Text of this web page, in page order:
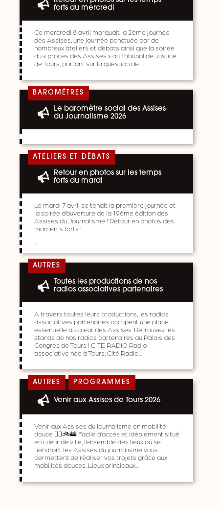
forts du mercredi
Ce mercredi 8 avril marquait la 2ème journée
des Assises, une journée ponctuée par de
nombreux ateliers et débats ainsi que la soirée
du « procès des Assises » au Tribunal de Justice
de Tours, portant sur la question de…
BAROMÈTRES
Le baromètre social des Assises
du Journalisme 2026
ATELIERS ET DÉBATS
Retour en photos sur les temps
forts du mardi
Le mardi 7 avril se tenait la première journée et
la soirée d’ouverture de la 19ème édition des
Assises du Journalisme ! Retour en photos des
moments forts :
AUTRES
Toutes les productions de nos
radios associatives partenaires
A travers toutes leurs productions, les radios
associatives partenaires occupent une place
essentielle au cœur des Assises. Retrouvez les
stands de nos radios partenaires au Palais des
Congrès de Tours ! CITE RADIO Radio
associative née à Tours, Cité Radio…
AUTRES , PROGRAMMES
Venir aux Assises de Tours 2026
Venir aux Assises du journalisme en mobilité
douce 🚶‍♀️🚲🚋 Facile d’accès et idéalement situé
en cœur de ville, l’ensemble des lieux où se
tiendront les Assises du journalisme vous
permettent de réaliser vos trajets grâce aux
mobilités douces. Lieux principaux…